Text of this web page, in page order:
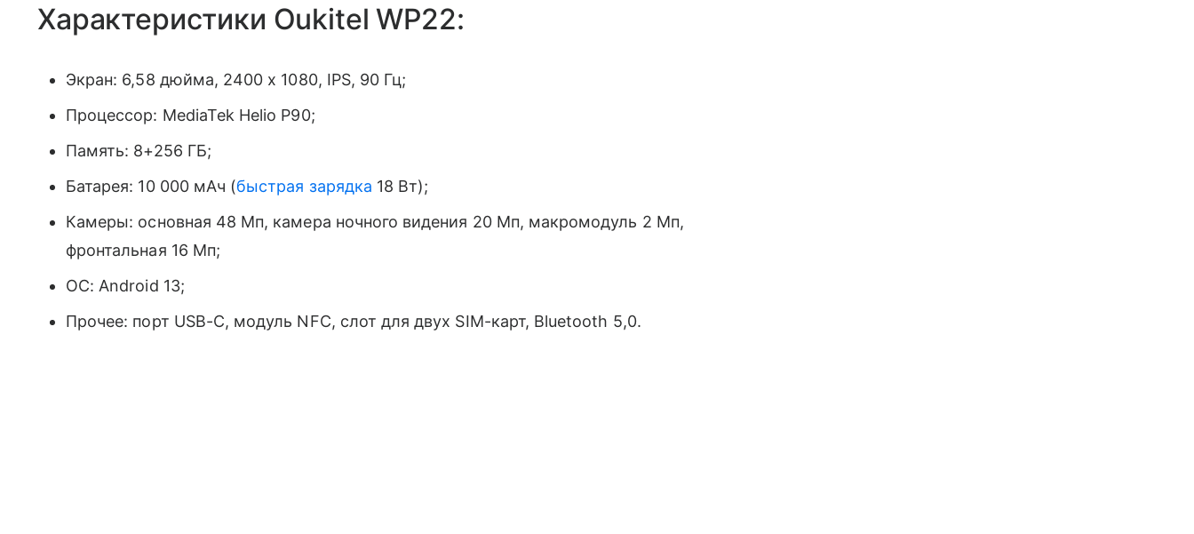
Характеристики Oukitel WP22:
Экран: 6,58 дюйма, 2400 х 1080, IPS, 90 Гц;
Процессор: MediaTek Helio P90;
Память: 8+256 ГБ;
Батарея: 10 000 мАч (быстрая зарядка 18 Вт);
Камеры: основная 48 Мп, камера ночного видения 20 Мп, макромодуль 2 Мп,
фронтальная 16 Мп;
ОС: Android 13;
Прочее: порт USB-C, модуль NFC, слот для двух SIM-карт, Bluetooth 5,0.